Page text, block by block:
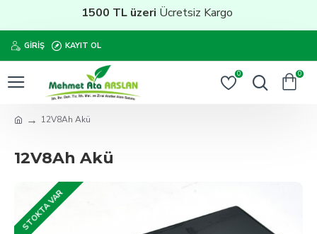
1500 TL üzeriÜcretsiz Kargo
GIRIŞ KAYIT OL
0 0
12V8Ah Akü
12V8Ah Akü
STOKTA VAR